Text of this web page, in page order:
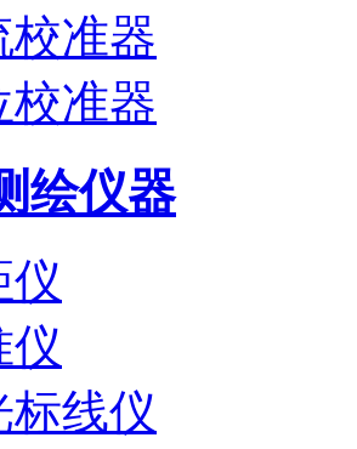
校准器
校准器
绘仪器
仪
仪
标线仪